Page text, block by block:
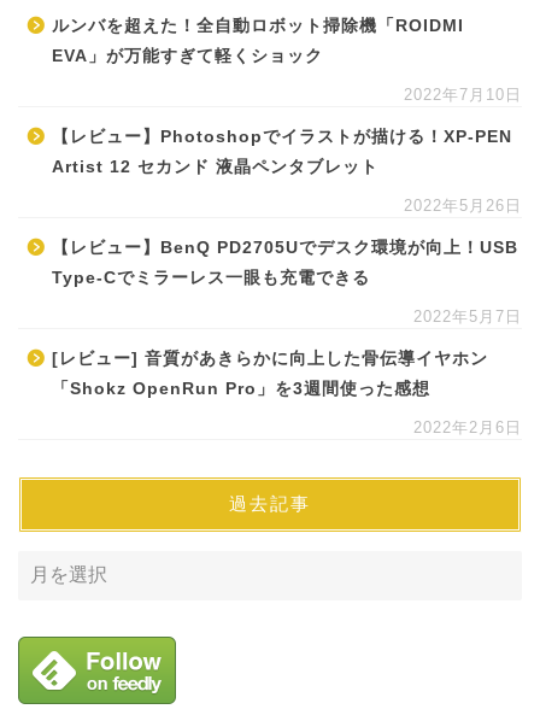
ルンバを超えた！全自動ロボット掃除機「ROIDMI
EVA」が万能すぎて軽くショック
2022年7月10日
【レビュー】Photoshopでイラストが描ける！XP-PEN
Artist 12 セカンド 液晶ペンタブレット
2022年5月26日
【レビュー】BenQ PD2705Uでデスク環境が向上！USB
Type-Cでミラーレス一眼も充電できる
2022年5月7日
[レビュー] 音質があきらかに向上した骨伝導イヤホン
「Shokz OpenRun Pro」を3週間使った感想
2022年2月6日
過去記事